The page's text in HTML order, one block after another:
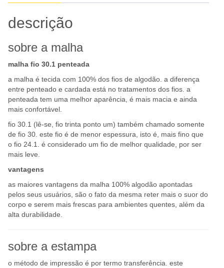
descrição
sobre a malha
malha fio 30.1 penteada
a malha é tecida com 100% dos fios de algodão. a diferença
entre penteado e cardada está no tratamentos dos fios. a
penteada tem uma melhor aparência, é mais macia e ainda
mais confortável.
fio 30.1 (lê-se, fio trinta ponto um) também chamado somente
de fio 30. este fio é de menor espessura, isto é, mais fino que
o fio 24.1. é considerado um fio de melhor qualidade, por ser
mais leve.
vantagens
as maiores vantagens da malha 100% algodão apontadas
pelos seus usuários, são o fato da mesma reter mais o suor do
corpo e serem mais frescas para ambientes quentes, além da
alta durabilidade.
sobre a estampa
o método de impressão é por termo transferência. este